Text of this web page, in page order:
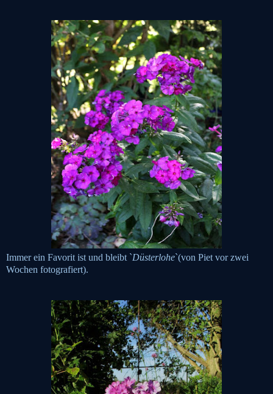
Immer ein Favorit ist und bleibt `Düsterlohe`(von Piet vor zwei
Wochen fotografiert).